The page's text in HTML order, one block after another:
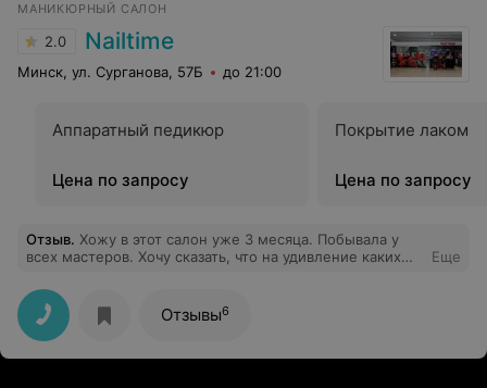
МАНИКЮРНЫЙ САЛОН
2.0 Nailtime
Минск, ул. Сурганова, 57Б до 21:00
Аппаратный педикюр
Цена по запросу
Покрытие лаком
Цена по запросу
Отзыв. Хожу в этот салон уже 3 месяца. Побывала у
всех мастеров. Хочу сказать, что на удивление каких
ними. Мастера опытные и профессиональные,
отзывчивые и добрые. Ногти всегда получается просто
загляденье и брака никакого не было.Спасибо.
Рекомендую!
Еще
Отзывы6